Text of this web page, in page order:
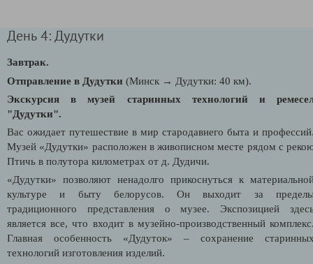
День 4: Дудутки
Завтрак.
Отправление в Дудутки (Минск → Дудутки: 40 км).
Экскурсия в музей старинных технологий и
"Дудутки".
Вас ожидает путешествие в мир стародавнего быта и
Музей «Дудутки» расположен в живописном месте рядом с
Птичь в полутора километрах от д. Дудичи.
«Дудутки» позволяют ненадолго прикоснуться к
культуре и быту белорусов. Он выходит за
традиционного представления о музее. Экспозицией
является все, что входит в музейно-производственный
Главная особенность «Дудуток» – сохранение
технологий изготовления изделий.